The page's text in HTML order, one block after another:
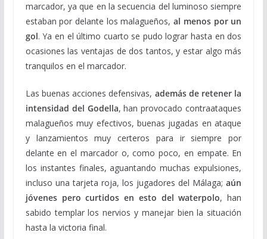
marcador, ya que en la secuencia del luminoso siempre
estaban por delante los malagueños,al menos por un
gol. Ya en el último cuarto se pudo lograr hasta en dos
ocasiones las ventajas de dos tantos, y estar algo más
tranquilos en el marcador.
Las buenas acciones defensivas, además de retener la
intensidad del Godella, han provocado contraataques
malagueños muy efectivos, buenas jugadas en ataque
y lanzamientos muy certeros para ir siempre por
delante en el marcador o, como poco, en empate. En
los instantes finales, aguantando muchas expulsiones,
incluso una tarjeta roja, los jugadores del Málaga;aún
jóvenes pero curtidos en esto del waterpolo, han
sabido templar los nervios y manejar bien la situación
hasta la victoria final.